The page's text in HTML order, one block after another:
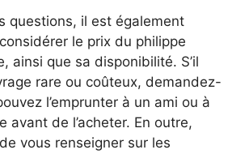
questions, il est également
le prix du philippe
ainsi que sa disponibilité. S’il
rare ou coûteux, demandez-
l’emprunter à un ami ou à
avant de l’acheter. En outre,
vous renseigner sur les